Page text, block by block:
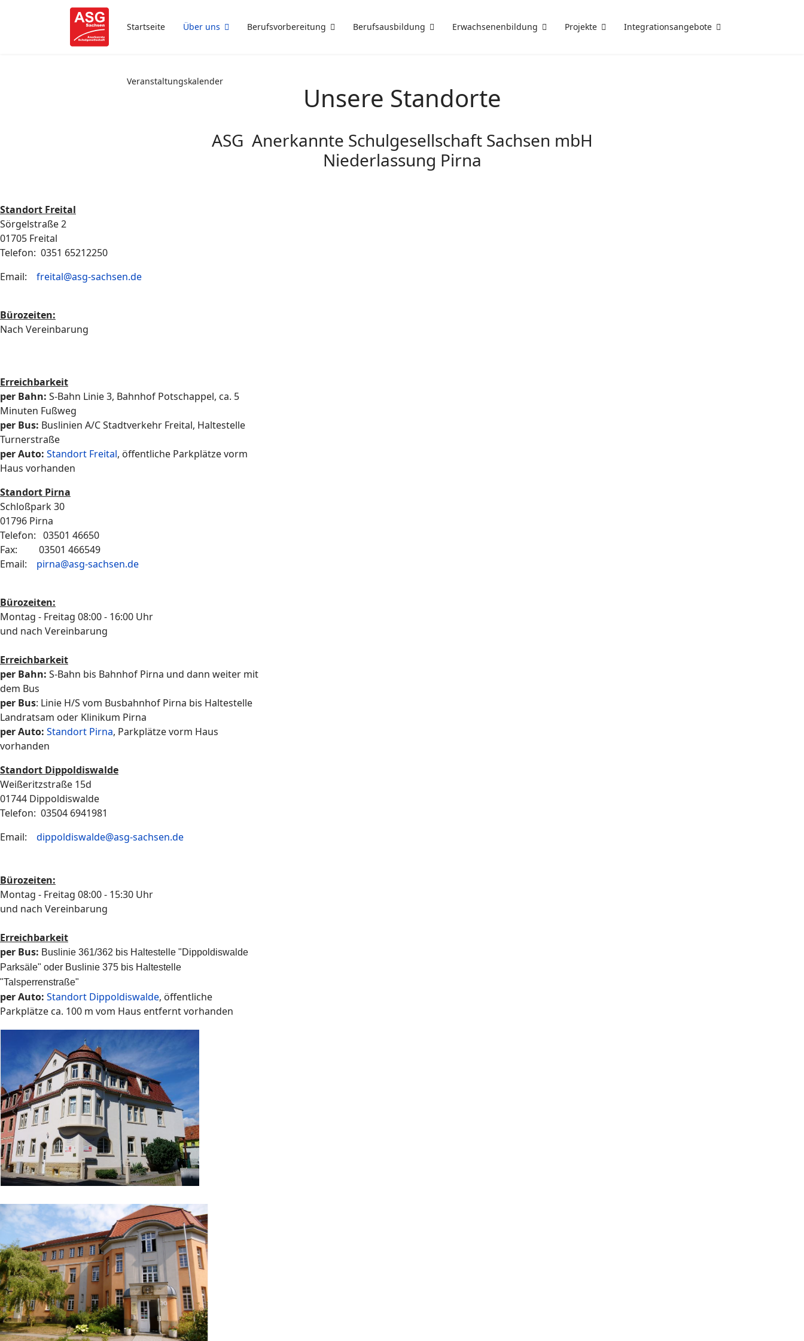
Startseite Über uns Berufsvorbereitung Berufsausbildung Erwachsenenbildung Projekte Integrationsangebote
Veranstaltungskalender
Unsere Standorte
ASG Anerkannte Schulgesellschaft Sachsen mbH
Niederlassung Pirna
Standort Freital
Sörgelstraße 2
01705 Freital
Telefon: 0351 65212250
Email: freital@asg-sachsen.de
Bürozeiten:
Nach Vereinbarung
Erreichbarkeit
per Bahn: S-Bahn Linie 3, Bahnhof Potschappel, ca. 5
Minuten Fußweg
per Bus: Buslinien A/C Stadtverkehr Freital, Haltestelle
Turnerstraße
per Auto: Standort Freital, öffentliche Parkplätze vorm
Haus vorhanden
Standort Pirna
Schloßpark 30
01796 Pirna
Telefon: 03501 46650
Fax: 03501 466549
Email: pirna@asg-sachsen.de
Bürozeiten:
Montag - Freitag 08:00 - 16:00 Uhr
und nach Vereinbarung
Erreichbarkeit
per Bahn: S-Bahn bis Bahnhof Pirna und dann weiter mit
dem Bus
per Bus: Linie H/S vom Busbahnhof Pirna bis Haltestelle
Landratsam oder Klinikum Pirna
per Auto: Standort Pirna, Parkplätze vorm Haus
vorhanden
Standort Dippoldiswalde
Weißeritzstraße 15d
01744 Dippoldiswalde
Telefon: 03504 6941981
Email: dippoldiswalde@asg-sachsen.de
Bürozeiten:
Montag - Freitag 08:00 - 15:30 Uhr
und nach Vereinbarung
Erreichbarkeit
per Bus: Buslinie 361/362 bis Haltestelle "Dippoldiswalde
Parksäle" oder Buslinie 375 bis Haltestelle
"Talsperrenstraße"
per Auto: Standort Dippoldiswalde, öffentliche
Parkplätze ca. 100 m vom Haus entfernt vorhanden